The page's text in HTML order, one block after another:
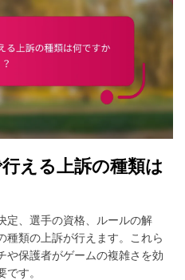
える上訴の種類は
定、選手の資格、ルールの解
種類の上訴が行えます。これら
や保護者がゲームの複雑さを効
す。